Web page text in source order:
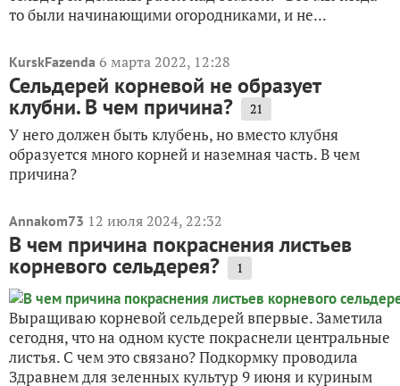
то были начинающими огородниками, и не...
KurskFazenda 6 марта 2022, 12:28
Сельдерей корневой не образует
клубни. В чем причина? 21
У него должен быть клубень, но вместо клубня
образуется много корней и наземная часть. В чем
причина?
Annakom73 12 июля 2024, 22:32
В чем причина покраснения листьев
корневого сельдерея? 1
Выращиваю корневой сельдерей впервые. Заметила
сегодня, что на одном кусте покраснели центральные
листья. С чем это связано? Подкормку проводила
Здравнем для зеленных культур 9 июня и куриным